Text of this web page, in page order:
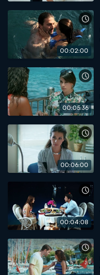
00:02:00
00:05:36
00:06:00
00:04:08